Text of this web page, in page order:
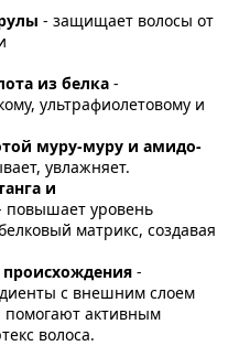
- защищает волосы от
из белка -
ультрафиолетовому и
муру-муру и амидо-
увлажняет.
и
повышает уровень
матрикс, создавая
-
с внешним слоем
помогают активным
волоса.